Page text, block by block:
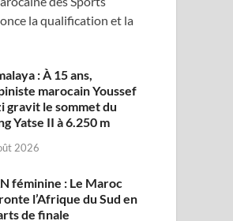
la qualification et la
: À 15 ans,
marocain Youssef
gravit le sommet du
Yatse II à 6.250 m
2026
féminine : Le Maroc
l’Afrique du Sud en
de finale